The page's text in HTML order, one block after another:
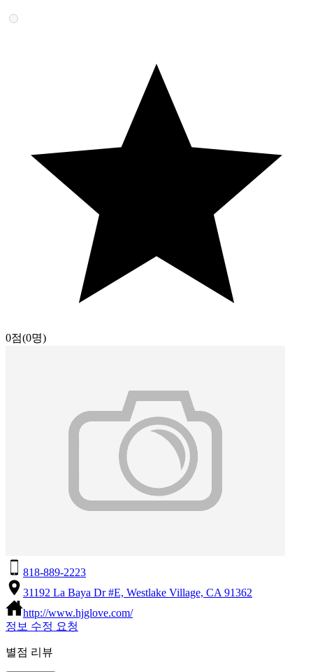
0점(0명)
818-889-2223
31192 La Baya Dr #E, Westlake Village, CA 91362
http://www.hjglove.com/
정보 수정 요청
별점 리뷰